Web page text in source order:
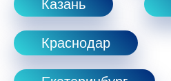
Казань
Краснодар